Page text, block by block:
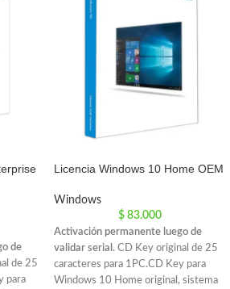
de
de 25
para
Licencia Windows 10 Home OEM
Windows
$ 83.000
Activación permanente luego de
validar serial. CD Key original de 25
caracteres para 1PC.CD Key para
Windows 10 Home original, sistema